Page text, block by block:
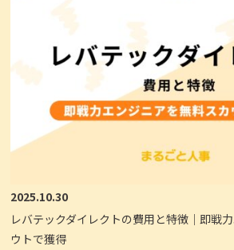
2025.10.30
レバテックダイレクトの費用と特徴｜即戦
ウトで獲得